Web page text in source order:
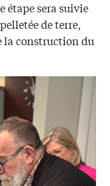
étape sera suivie
de terre,
la construction du